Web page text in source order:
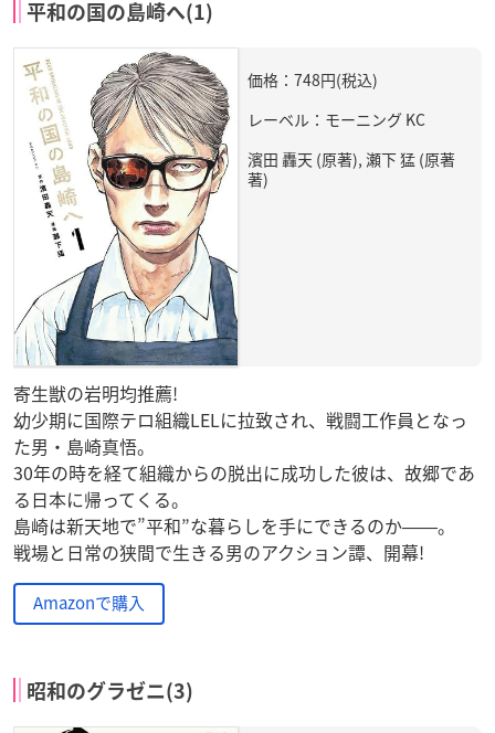
平和の国の島崎へ(1)
価格：748円(税込)
レーベル：モーニング KC
濱田 轟天 (原著), 瀬下 猛 (原著
著)
寄生獣の岩明均推薦!
幼少期に国際テロ組織LELに拉致され、戦闘工作員となっ
た男・島崎真悟。
30年の時を経て組織からの脱出に成功した彼は、故郷であ
る日本に帰ってくる。
島崎は新天地で”平和”な暮らしを手にできるのか――。
戦場と日常の狭間で生きる男のアクション譚、開幕!
Amazonで購入
昭和のグラゼニ(3)